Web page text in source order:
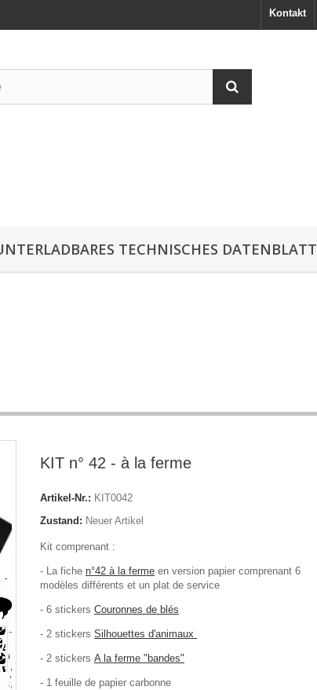
Kontakt
TECHNISCHES DATENBLATT
KIT n° 42 - à la ferme
Artikel-Nr.: KIT0042
Zustand: Neuer Artikel
Kit comprenant :
- La fiche n°42 à la ferme en version papier comprenant 6
modèles différents et un plat de service
- 6 stickers Couronnes de blés
- 2 stickers Silhouettes d'animaux
- 2 stickers A la ferme "bandes"
- 1 feuille de papier carbonne